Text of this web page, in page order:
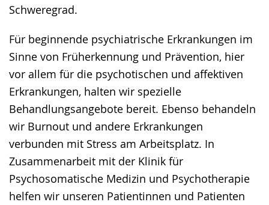
Schweregrad.
Für beginnende psychiatrische Erkrankungen im
Sinne von Früherkennung und Prävention, hier
vor allem für die psychotischen und affektiven
Erkrankungen, halten wir spezielle
Behandlungsangebote bereit. Ebenso behandeln
wir Burnout und andere Erkrankungen
verbunden mit Stress am Arbeitsplatz. In
Zusammenarbeit mit der Klinik für
Psychosomatische Medizin und Psychotherapie
helfen wir unseren Patientinnen und Patienten